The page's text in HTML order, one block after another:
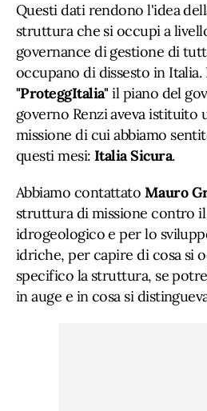
Questi dati rendono l'idea
struttura che si occupi a
governance di gestione di
occupano di dissesto in Italia.
"ProteggItalia" il piano del
governo Renzi aveva istituito
missione di cui abbiamo
questi mesi: ItaliaSicura.
Abbiamo contattato Mauro
struttura di missione contro il
idrogeologico e per lo
idriche, per capire di cosa si
specifico la struttura, se
in auge e in cosa si